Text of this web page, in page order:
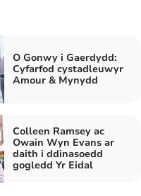
O Gonwy i Gaerdydd:
Cyfarfod cystadleuwyr
Amour & Mynydd
Colleen Ramsey ac
Owain Wyn Evans ar
daith i ddinasoedd
gogledd Yr Eidal